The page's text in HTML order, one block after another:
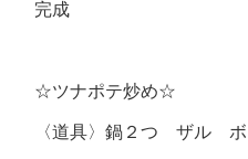
完成
☆ツナポテ炒め☆
〈道具〉鍋２つ ザル